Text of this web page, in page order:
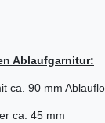
Ablaufgarnitur:
ca. 90 mm
ca. 45 mm